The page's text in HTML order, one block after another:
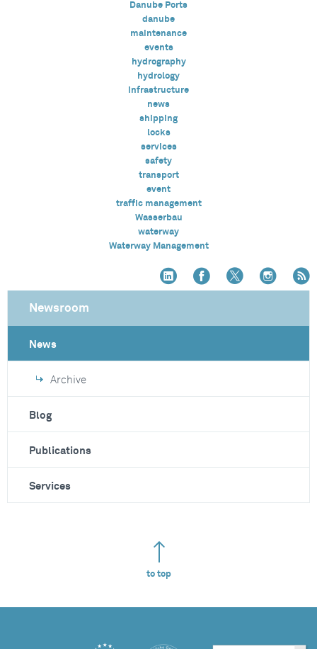
Danube Ports
danube
maintenance
events
hydrography
hydrology
infrastructure
news
shipping
locks
services
safety
transport
event
traffic management
Wasserbau
waterway
Waterway Management
Newsroom
News
Archive
Blog
Publications
Services
to top